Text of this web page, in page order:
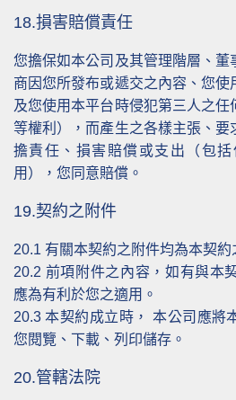
18.損害賠償責任
您擔保如本公司及其管理階層、董
商因您所發布或遞交之內容、您使
及您使用本平台時侵犯第三人之
等權利），而產生之各樣主張、要
擔責任、損害賠償或支出（包
用），您同意賠償。
19.契約之附件
20.1 有關本契約之附件均為本契約
20.2 前項附件之內容，如有與本
應為有利於您之適用。
20.3本契約成立時， 本公司應將
您閱覽、下載、列印儲存。
20.管轄法院